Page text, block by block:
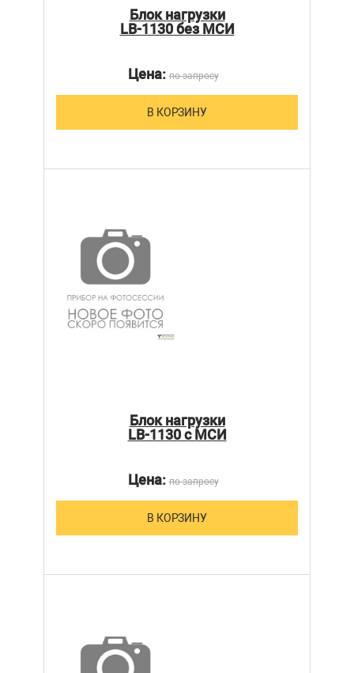
Блок нагрузки
LB-1130 без МСИ
Цена:по запросу
В КОРЗИНУ
Блок нагрузки
LB-1130 с МСИ
Цена:по запросу
В КОРЗИНУ